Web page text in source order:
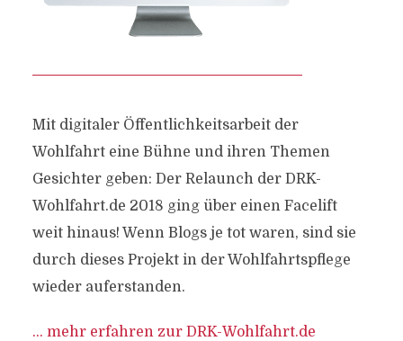
Mit digitaler Öffentlichkeitsarbeit der
Wohlfahrt eine Bühne und ihren Themen
Gesichter geben: Der Relaunch der DRK-
Wohlfahrt.de 2018 ging über einen Facelift
weit hinaus! Wenn Blogs je tot waren, sind sie
durch dieses Projekt in der Wohlfahrtspflege
wieder auferstanden.
… mehr erfahren zur DRK-Wohlfahrt.de